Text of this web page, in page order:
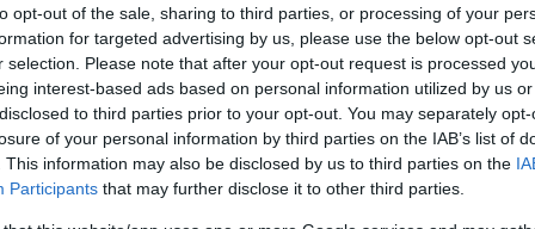
opt-out of the sale, sharing to third parties, or processing of your
for targeted advertising by us, please use the below opt-out
selection. Please note that after your opt-out request is processed
interest-based ads based on personal information utilized by us
to third parties prior to your opt-out. You may separately
of your personal information by third parties on the IAB’s list of
This information may also be disclosed by us to third parties on the
Participants that may further disclose it to other third parties.
AKCIÓ!
Brera -47 700
olyan boltbamenés, hogy ne vennék a gyereknek
autót. Értik, a gyereknek. Persze, neki, aki ugyan két
éves, és betéve tudja az összes márkát és típust, de
képességeiben két és fél éves. Most épp a
tanuljuk a szőnyegen, már…